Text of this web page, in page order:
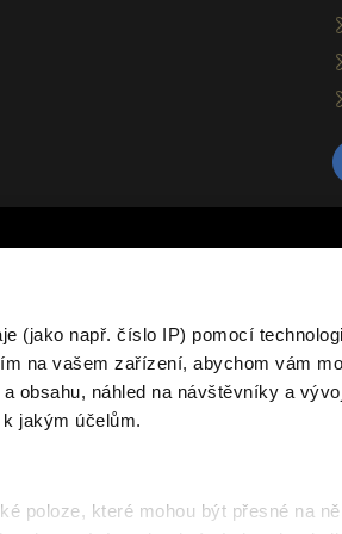
(jako např. číslo IP) pomocí
na vašem zařízení, abychom vám
obsahu, náhled na návštěvníky a
jakým účelům.
poloze, které mohou být přesné na
Značka Samohyl Exclusive
drobné savce tvoří jádro
různých ročních období, textilní
další praktické chovatelské
vyráběny v České republice,